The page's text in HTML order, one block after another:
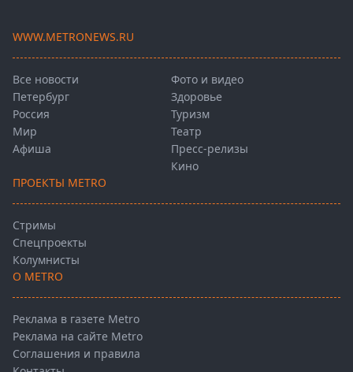
WWW.METRONEWS.RU
Все новости
Петербург
Россия
Мир
Афиша
Фото и видео
Здоровье
Туризм
Театр
Пресс-релизы
Кино
ПРОЕКТЫ METRO
Стримы
Спецпроекты
Колумнисты
О METRO
Реклама в газете Metro
Реклама на сайте Metro
Соглашения и правила